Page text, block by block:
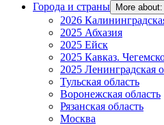
Города и страны
More
2026
2025 Абхазия
2025 Ейск
2025 Кавказ.
2025 Ленинградская
Тульская область
Воронежская область
Рязанская область
Москва